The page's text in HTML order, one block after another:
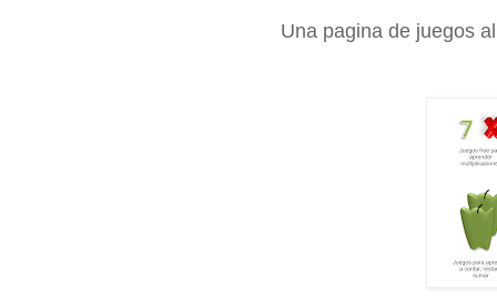
Una pagina de juegos